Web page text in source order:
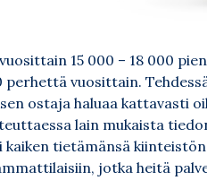
15 000 – 18 000
perhettä vuosittain.
ostaja haluaa kattavasti
lain mukaista
tietämänsä
jotka heitä